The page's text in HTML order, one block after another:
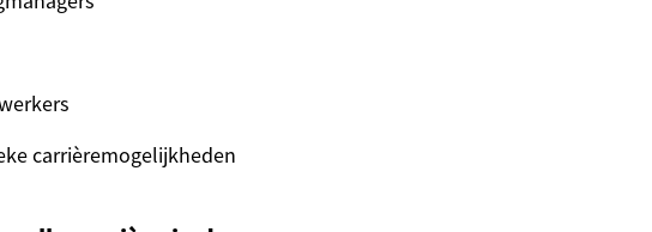
carrièremogelijkheden